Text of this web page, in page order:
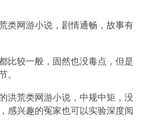
类网游小说，剧情通畅，故事有
比较一般，固然也没毒点，但是
洪荒类网游小说，中规中矩，没
感兴趣的冤家也可以实验深度阅